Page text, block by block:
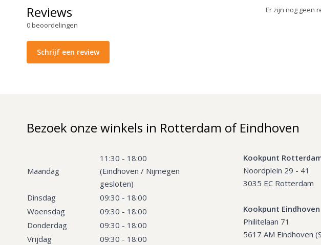
Reviews
0beoordelingen
Schrijf een review
Er zijn nog geen
Bezoek onze winkels in Rotterdam of Eindhoven
Maandag
11:30 - 18:00
(Eindhoven / Nijmegen
gesloten)
Dinsdag
09:30 - 18:00
Woensdag
09:30 - 18:00
Donderdag
09:30 - 18:00
Vrijdag
09:30 - 18:00
Kookpunt
Noordplein 29 - 41
3035 EC Rotterdam
Kookpunt Eindhoven
Philitelaan 71
5617 AM Eindhoven